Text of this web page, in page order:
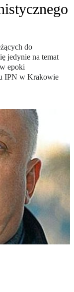
do
jedynie na temat
epoki
IPN w Krakowie